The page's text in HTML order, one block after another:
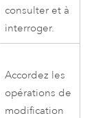
consulter et à
interroger.
Accordez les
opérations de
modification